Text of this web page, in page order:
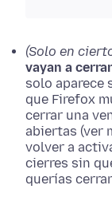
(Solo en
vayan a
solo aparece
que Firefox
cerrar una
abiertas (ver
volver a
cierres sin
querías